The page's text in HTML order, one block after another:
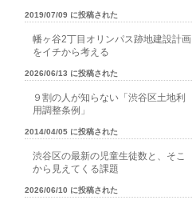
2019/07/09 に投稿された
幡ヶ谷2丁目オリンパス跡地建設計画
をイチから考える
2026/06/13 に投稿された
９割の人が知らない「渋谷区土地利
用調整条例」
2014/04/05 に投稿された
渋谷区の最新の児童生徒数と、そこ
から見えてくる課題
2026/06/10 に投稿された